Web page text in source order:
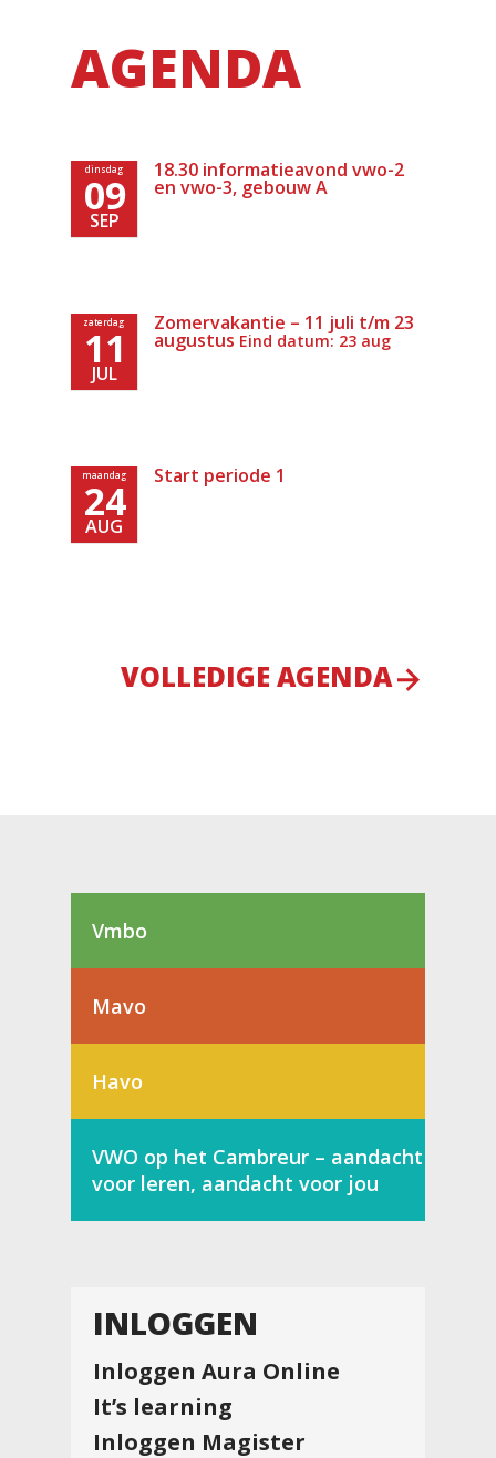
AGENDA
dinsdag
09
SEP
18.30 informatieavond vwo-2
en vwo-3, gebouw A
zaterdag
11
JUL
Zomervakantie – 11 juli t/m 23
augustus Eind datum: 23 aug
maandag
24
AUG
Start periode 1
VOLLEDIGE AGENDA
Vmbo
Mavo
Havo
VWO op het Cambreur – aandacht
voor leren, aandacht voor jou
INLOGGEN
Inloggen Aura Online
It’s learning
Inloggen Magister